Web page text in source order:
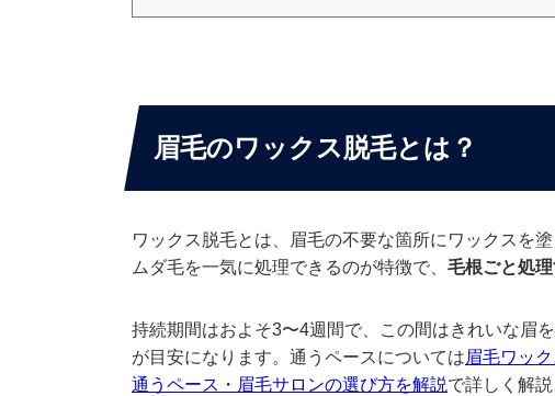
眉毛のワックス脱毛とは？
ワックス脱毛とは、眉毛の不要な箇所にワックスを
ムダ毛を一気に処理できるのが特徴で、 毛根ごと処
持続期間はおよそ3〜4週間で、この間はきれいな眉
が目安になります。通うペースについては眉毛ワッ
通うペース・眉毛サロンの選び方を解説で詳しく解説